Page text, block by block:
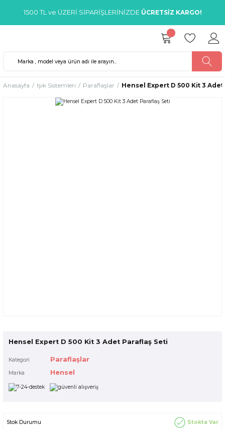
1500 TL ve ÜZERİ SİPARİŞLERİNİZDE ÜCRETSİZ KARGO!
Anasayfa Işık Sistemleri Paraflaşlar Hensel Expert D 500 Kit 3 Adet
Hensel Expert D 500 Kit 3 Adet Paraflaş Seti
Kategori Paraflaşlar
Marka Hensel
Stok Durumu Stokta Var